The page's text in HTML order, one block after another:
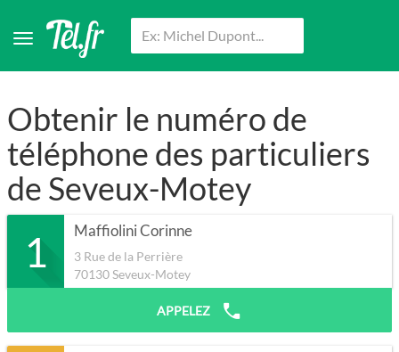
Obtenir le numéro de
téléphone des particuliers
de Seveux-Motey
1 Maffiolini Corinne
3 Rue de la Perrière
70130Seveux-Motey
APPELEZ